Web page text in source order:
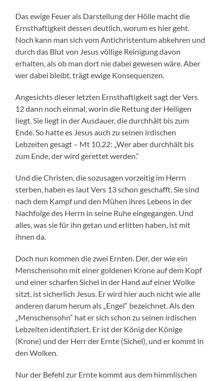
Das ewige Feuer als Darstellung der Hölle macht die
Ernsthaftigkeit dessen deutlich, worum es hier geht.
Noch kann man sich vom Antichristentum abkehren und
durch das Blut von Jesus völlige Reinigung davon
erhalten, als ob man dort nie dabei gewesen wäre. Aber
wer dabei bleibt, trägt ewige Konsequenzen.
Angesichts dieser letzten Ernsthaftigkeit sagt der Vers
12 dann noch einmal, worin die Rettung der Heiligen
liegt. Sie liegt in der Ausdauer, die durchhält bis zum
Ende. So hatte es Jesus auch zu seinen irdischen
Lebzeiten gesagt – Mt 10,22: „Wer aber durchhält bis
zum Ende, der wird gerettet werden.“
Und die Christen, die sozusagen vorzeitig im Herrn
sterben, haben es laut Vers 13 schon geschafft. Sie sind
nach dem Kampf und den Mühen ihres Lebens in der
Nachfolge des Herrn in seine Ruhe eingegangen. Und
alles, was sie für ihn getan und erlitten haben, ist mit
ihnen da.
Doch nun kommen die zwei Ernten. Der, der wie ein
Menschensohn mit einer goldenen Krone auf dem Kopf
und einer scharfen Sichel in der Hand auf einer Wolke
sitzt, ist sicherlich Jesus. Er wird hier auch nicht wie alle
anderen darum herum als „Engel“ bezeichnet. Als den
„Menschensohn“ hat er sich schon zu seinen irdischen
Lebzeiten identifiziert. Er ist der König der Könige
(Krone) und der Herr der Ernte (Sichel), und er kommt in
den Wolken.
Nur der Befehl zur Ernte kommt aus dem himmlischen